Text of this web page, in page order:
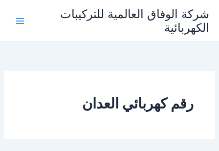
المحتوى
شركة الوفاق العالمية للتركيبات
الكهربائية
رقم كهربائي العدان